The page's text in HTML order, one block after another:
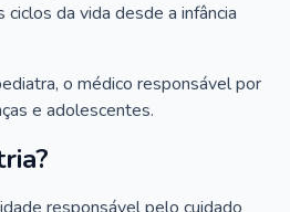
ciclos da vida desde a infância
o médico responsável por
e adolescentes.